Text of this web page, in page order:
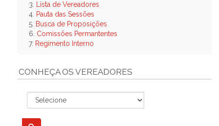
3.
Lista de Vereadores
4. Pauta das Sessões
5. Busca de Proposições
6. Comissões Permantentes
7. Regimento Interno
CONHEÇA OS VEREADORES